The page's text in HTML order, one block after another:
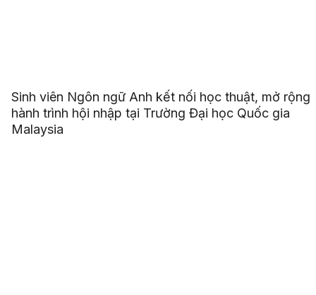
Sinh viên Ngôn ngữ Anh kết nối học thuật, mở rộng
hành trình hội nhập tại Trường Đại học Quốc gia
Malaysia